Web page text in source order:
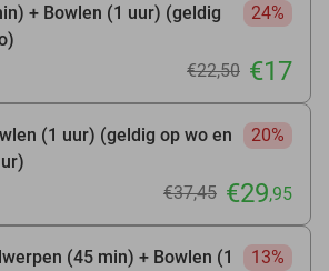
+ Bowlen (1 uur) (geldig
24%
€22,50 €17
(1 uur) (geldig op wo en
20%
€37,45 €29,95
(45 min) + Bowlen (1
13%